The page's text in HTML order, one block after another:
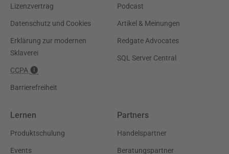
Lizenzvertrag
Datenschutz und Cookies
Erklärung zur modernen
Sklaverei
CCPA
Barrierefreiheit
Podcast
Artikel & Meinungen
Redgate Advocates
SQL Server Central
Lernen
Produktschulung
Events
Partners
Handelspartner
Beratungspartner